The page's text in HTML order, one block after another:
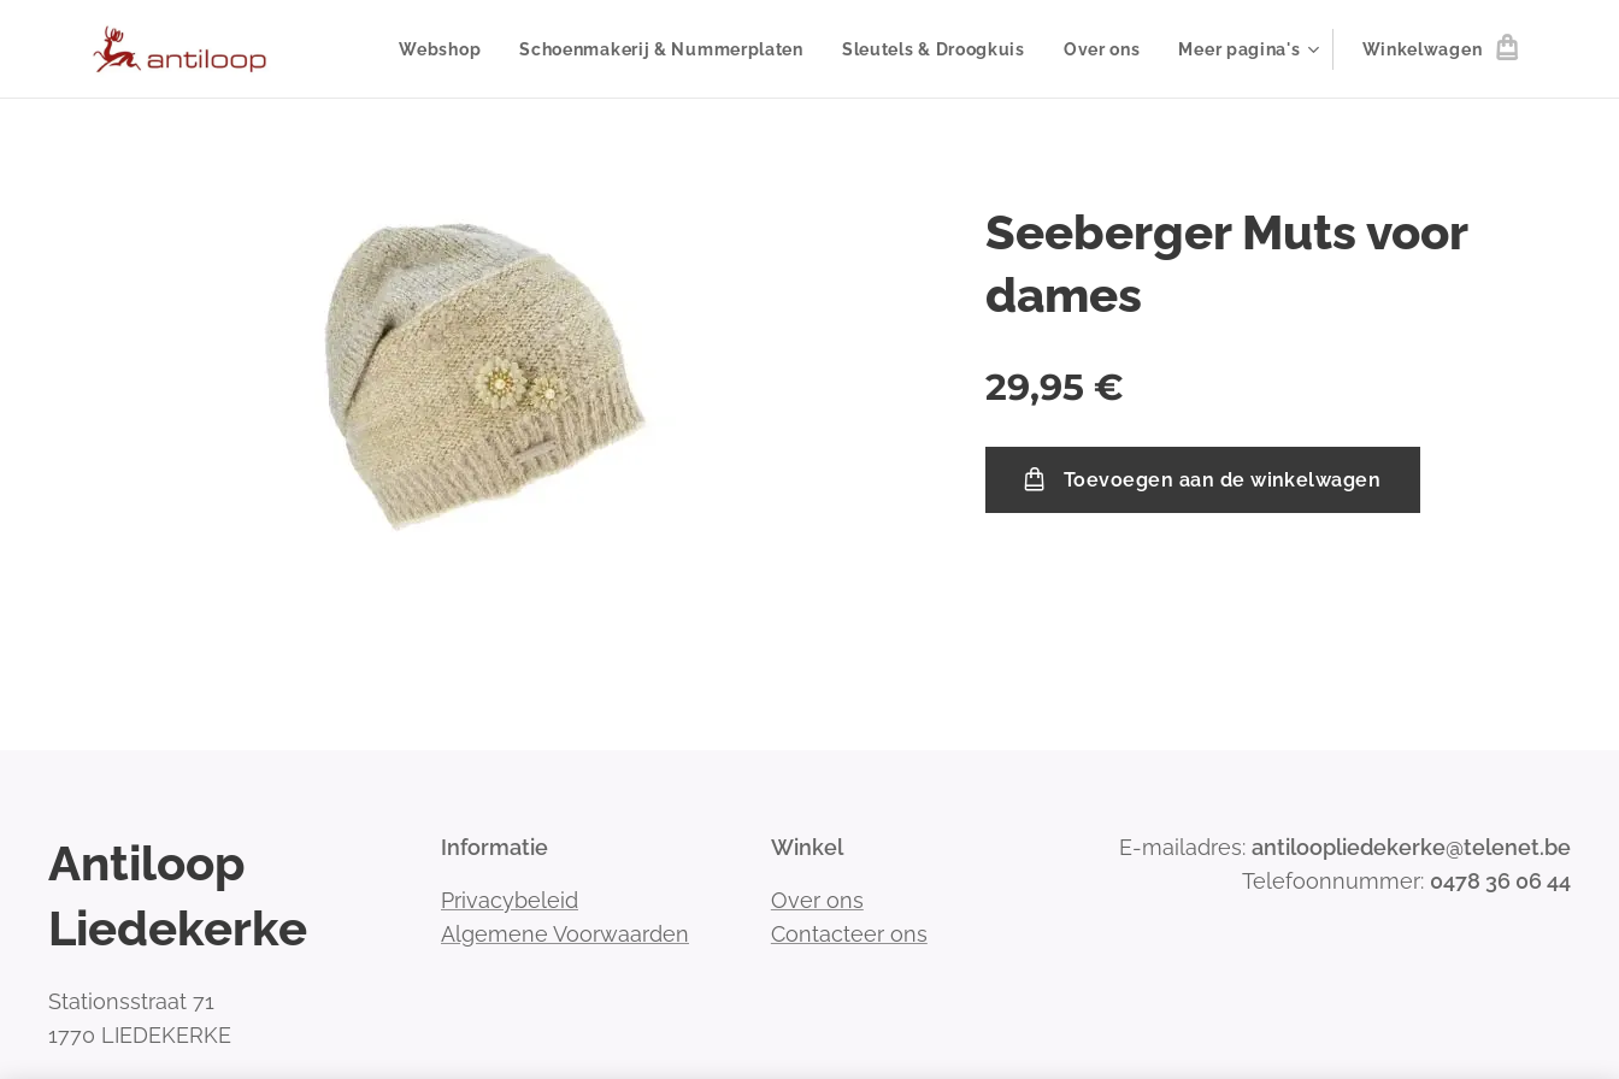
Webshop Schoenmakerij & Nummerplaten Sleutels & Droogkuis Over ons Meer pagina's Winkelwagen
Seeberger Muts voor
dames
29,95 €
Toevoegen aan de winkelwagen
Antiloop
Liedekerke
Stationsstraat 71
1770 LIEDEKERKE
Informatie
Privacybeleid
Algemene Voorwaarden
Winkel
Over ons
Contacteer ons
E-mailadres: antiloopliedekerke@telenet.be
Telefoonnummer: 0478 36 06 44